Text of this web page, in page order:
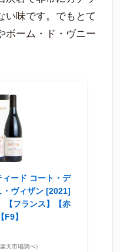
い味です。でもとて
ボーム・ド・ヴニー
ィード コート・デ
・ヴィザン [2021]
【フランス】【赤
】
天市場調べ）